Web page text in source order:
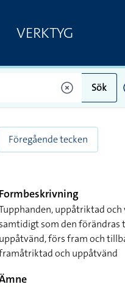
VERKTYG
Sök
Föregående tecken
Formbeskrivning
uppåtriktad
samtidigt som den
uppåtvänd, förs fram och
och uppåtvänd